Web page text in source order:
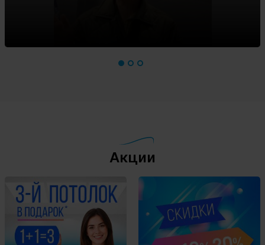
Акции